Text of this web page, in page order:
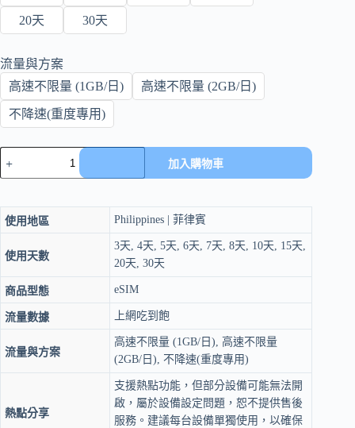
20天 30天
流量與方案
高速不限量 (1GB/日)
高速不限量 (2GB/日)
不降速(重度專用)
eSIM
菲
上
網-3-
30
｜
Globe
電
信
｜
4G/5G
吃
飽
加入購物車
使用地區 Philippines | 菲律賓
使用天數
3天, 4天, 5天, 6天, 7天, 8天, 10天, 15天,
20天, 30天
商品型態 eSIM
流量數據 上網吃到飽
流量與方案
高速不限量 (1GB/日), 高速不限量
(2GB/日), 不降速(重度專用)
熱點分享
支援熱點功能，但部分設備可能無法開
啟，屬於設備設定問題，恕不提供售後
服務。建議每台設備單獨使用，以確保